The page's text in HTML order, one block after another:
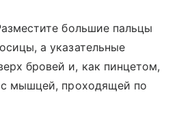
большие пальцы
а указательные
бровей и, как пинцетом,
с мышцей, проходящей по